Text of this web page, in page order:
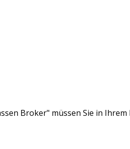
Broker" müssen Sie in